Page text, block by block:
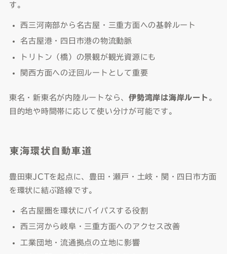
す。
西三河南部から名古屋・三重方面への基幹ルート
名古屋港・四日市港の物流動脈
トリトン（橋）の景観が観光資源にも
関西方面への迂回ルートとして重要
東名・新東名が内陸ルートなら、伊勢湾岸は海岸ルート 。
目的地や時間帯に応じて使い分けが可能です。
東海環状自動車道
豊田東JCTを起点に、豊田・瀬戸・土岐・関・四日市方面
を環状に結ぶ路線です。
名古屋圏を環状にバイパスする役割
西三河から岐阜・三重方面へのアクセス改善
工業団地・流通拠点の立地に影響